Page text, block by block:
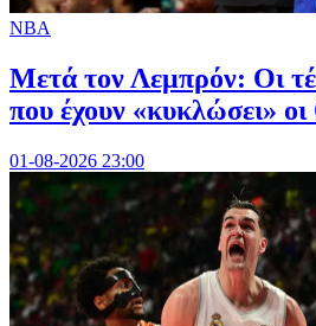
NBA
Μετά τον Λεμπρόν: Οι
που έχουν «κυκλώσει»
01-08-2026 23:00